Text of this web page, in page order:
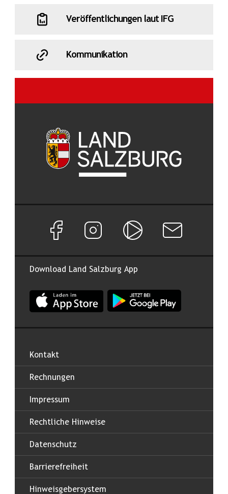
Veröffentlichungen laut IFG
Kommunikation
Download Land Salzburg App
App Land Salzburg im Apple App Store
App Land Salzburg im
Facebook Seite von Land Salzburg
Instagram Seite von Land Salzburg
Salzburg ONNewsletter
Kontakt
Rechnungen
Impressum
Rechtliche Hinweise
Datenschutz
Barrierefreiheit
Hinweisgebersystem